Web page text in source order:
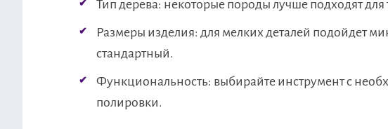
Тип дерева: некоторые породы лучше подходят для
Размеры изделия: для мелких деталей подойдет
стандартный.
Функциональность: выбирайте инструмент с
полировки.